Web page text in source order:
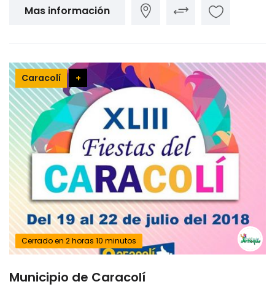
Mas información
Caracolí +
Cerrado en 2 horas 10 minutos
Municipio de Caracolí